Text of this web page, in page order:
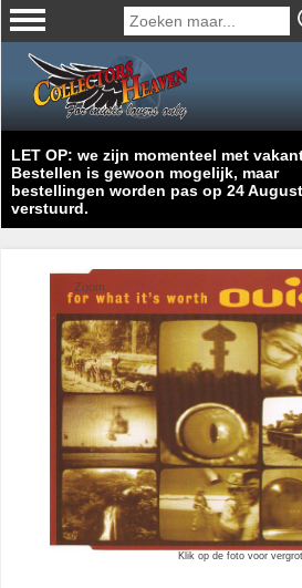
LET OP: we zijn momenteel met
Bestellen is gewoon mogelijk, maar
bestellingen worden pas op 24
verstuurd.
Zoom
Klik op de foto voor